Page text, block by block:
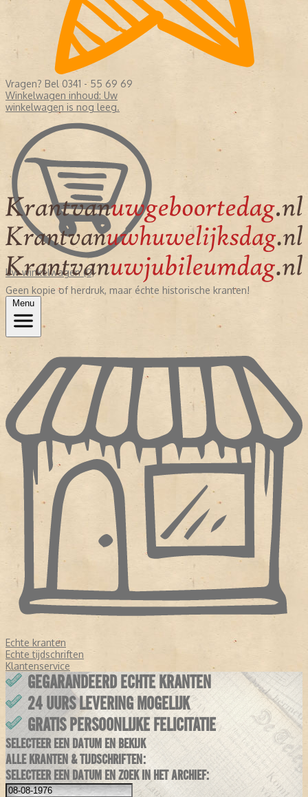
Vragen? Bel 0341 - 55 69 69
Winkelwagen inhoud: Uw
winkelwagen is nog leeg.
Uw winkelwagen (0)
Geen kopie of herdruk, maar échte historische kranten!
Menu
Echte kranten
Echte tijdschriften
Klantenservice
GEGARANDEERD ECHTE KRANTEN
24 UURS LEVERING MOGELIJK
GRATIS PERSOONLIJKE FELICITATIE
SELECTEER EEN DATUM EN BEKIJK
ALLE KRANTEN & TIJDSCHRIFTEN:
SELECTEER EEN DATUM EN ZOEK IN HET ARCHIEF: